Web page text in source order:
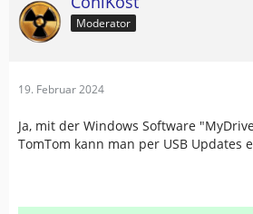
Moderator
19. Februar 2024
Ja, mit der Windows Software
TomTom kann man per USB Updates